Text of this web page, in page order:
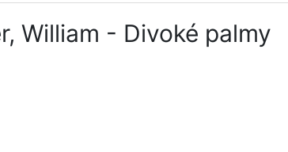
William - Divoké palmy